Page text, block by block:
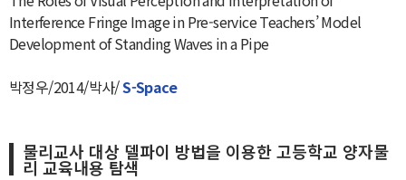
Interference Fringe Image in Pre-service Teachers’ Model
Development of Standing Waves in a Pipe
박정우/2014/박사/S-Space
물리교사 대상 델파이 방법을 이용한 고등학교 양자물
리 교육내용 탐색